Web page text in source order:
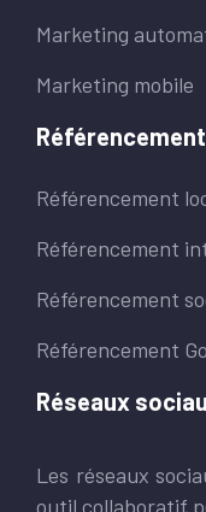
Marketing
Marketing mobile
Référencement
Référencement
Référencement
Référencement
Référencement
Réseaux
Les réseaux
outil collaboratif